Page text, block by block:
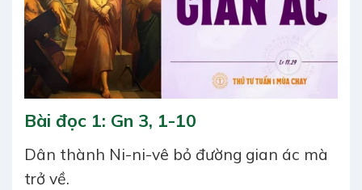
Bài đọc 1: Gn 3, 1-10
Dân thành Ni-ni-vê bỏ đường gian ác mà
trở về.